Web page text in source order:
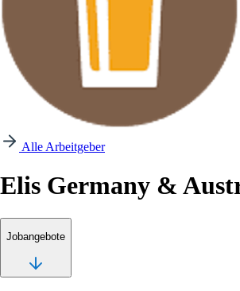
Alle Arbeitgeber
Elis Germany &
Jobangebote